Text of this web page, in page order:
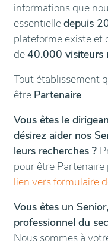
informations que
essentielledepuis
plateforme existe et
de40.000 visiteurs
Tout établissement
être Partenaire.
Vous êtes le
désirez aider nos
leurs recherches ?
pour être
lien vers formulaire
Vous êtes un
professionnel du
Nous sommes à